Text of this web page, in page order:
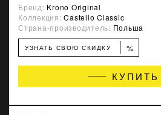
Бренд: Krono Original
Коллекция:Castello Classic
Страна-производитель: Польша
УЗНАТЬ СВОЮ СКИДКУ %
КУПИТЬ